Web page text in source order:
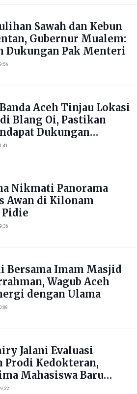
Sawah dan Kebun
Gubernur Mualem:
Dukungan Pak Menteri
Aceh Tinjau Lokasi
Blang Oi, Pastikan
Dukungan
Nikmati Panorama
Awan di Kilonam
Pidie
Bersama Imam Masjid
Wagub Aceh
dengan Ulama
Jalani Evaluasi
Prodi Kedokteran,
Mahasiswa Baru